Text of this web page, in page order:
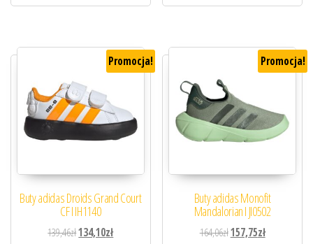
Promocja!
Buty adidas Droids Grand Court
CF I IH1140
139,46złPierwotna cena wynosiła: 139,46zł.
134,10złAktualna cena wynosi: 134,10zł.
Promocja!
Buty adidas Monofit
Mandalorian I JI0502
164,06złPierwotna cena
157,75złAktualna